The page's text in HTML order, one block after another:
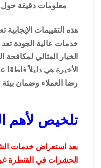
معلومات دقيقة حول
هذه التقييمات
خدمات عالية الجودة
الخيار المثالي
الأخيرة هي دليلاً
رضا العملاء وضمان
تلخيص لأهم
بعد استعراض خدمات
الحشرات في القنطرة